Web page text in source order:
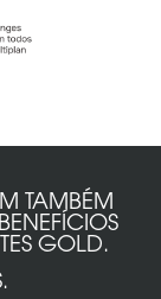
TAMBÉM
GOLD.